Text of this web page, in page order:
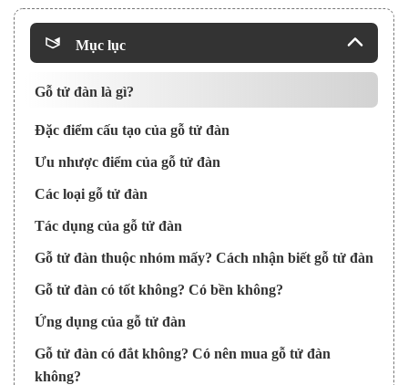
Mục lục
Gỗ tử đàn là gì?
Đặc điểm cấu tạo của gỗ tử đàn
Ưu nhược điểm của gỗ tử đàn
Các loại gỗ tử đàn
Tác dụng của gỗ tử đàn
Gỗ tử đàn thuộc nhóm mấy? Cách nhận biết gỗ tử đàn
Gỗ tử đàn có tốt không? Có bền không?
Ứng dụng của gỗ tử đàn
Gỗ tử đàn có đắt không? Có nên mua gỗ tử đàn
không?